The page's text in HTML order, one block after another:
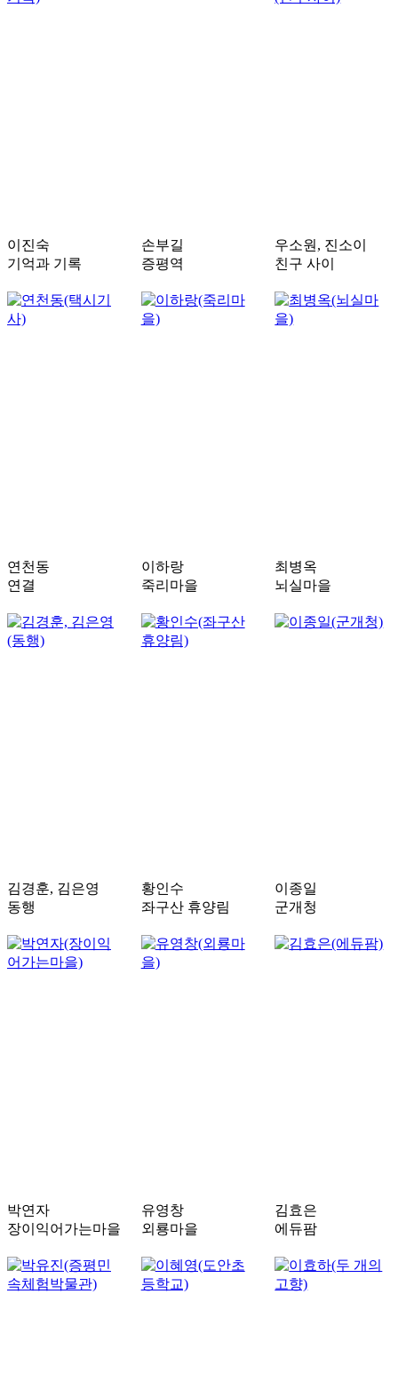
이진숙
기억과 기록
손부길
증평역
우소원, 진소이
친구 사이
연천동
연결
이하랑
죽리마을
최병옥
뇌실마을
김경훈, 김은영
동행
황인수
좌구산 휴양림
이종일
군개청
박연자
장이익어가는마을
유영창
외룡마을
김효은
에듀팜